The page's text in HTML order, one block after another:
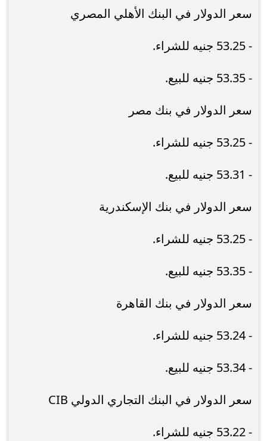
سعر الدولار في البنك الأهلي المصري
- 53.25 جنيه للشراء.
- 53.35 جنيه للبيع.
سعر الدولار في بنك مصر
- 53.25 جنيه للشراء.
- 53.31 جنيه للبيع.
سعر الدولار في بنك الإسكندرية
- 53.25 جنيه للشراء.
- 53.35 جنيه للبيع.
سعر الدولار في بنك القاهرة
- 53.24 جنيه للشراء.
- 53.34 جنيه للبيع.
سعر الدولار في البنك التجاري الدولي CIB
- 53.22 جنيه للشراء.